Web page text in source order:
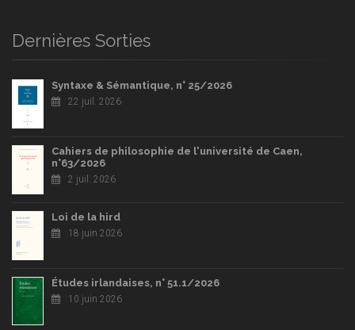
Dernières Sorties
Syntaxe & Sémantique, n° 25/2026
22 juil. 2026
Cahiers de philosophie de l'université de Caen,
n°63/2026
2 juil. 2026
Loi de la hird
18 juin 2026
Études irlandaises, n° 51.1/2026
10 juin 2026